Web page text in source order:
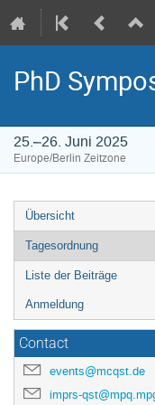
PhD
25.–26. Juni 2025
Europe/Berlin Zeitzone
Übersicht
Tagesordnung
Liste der Beiträge
Anmeldung
Contact
events@mcqst.de
imprs-